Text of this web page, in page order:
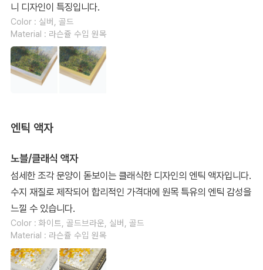
니 디자인이 특징입니다.
Color : 실버, 골드
Material : 라슨쥴 수입 원목
엔틱 액자
노블/클래식 액자
섬세한 조각 문양이 돋보이는 클래식한 디자인의 엔틱 액자입니다.
수지 재질로 제작되어 합리적인 가격대에 원목 특유의 엔틱 감성을
느낄 수 있습니다.
Color : 화이트, 골드브라운, 실버, 골드
Material : 라슨쥴 수입 원목